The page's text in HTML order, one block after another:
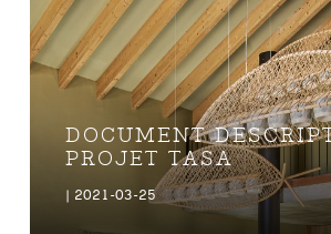
DOCUMENT
PROJET TASA
| 2021-03-25